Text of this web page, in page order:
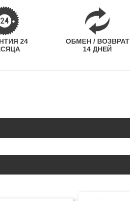
24
ОБМЕН / ВОЗВРАТ
14 ДНЕЙ